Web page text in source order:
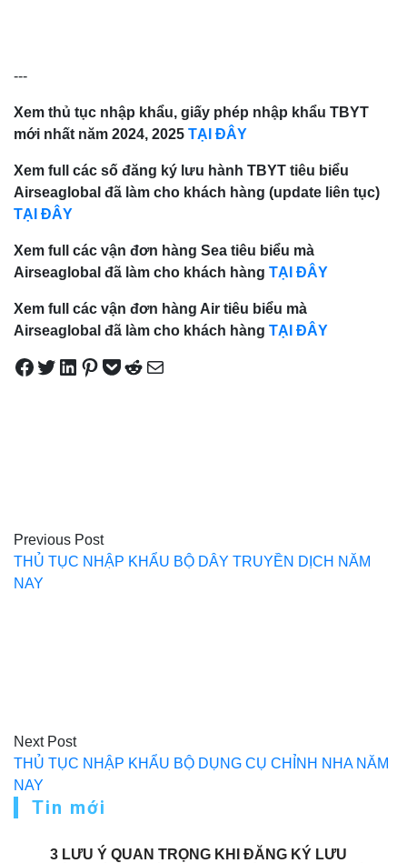
---
Xem thủ tục nhập khẩu, giấy phép nhập khẩu TBYT
mới nhất năm 2024, 2025 TẠI ĐÂY
Xem full các số đăng ký lưu hành TBYT tiêu biểu
Airseaglobal đã làm cho khách hàng (update liên tục)
TẠI ĐÂY
Xem full các vận đơn hàng Sea tiêu biểu mà
Airseaglobal đã làm cho khách hàng TẠI ĐÂY
Xem full các vận đơn hàng Air tiêu biểu mà
Airseaglobal đã làm cho khách hàng TẠI ĐÂY
Share on Facebook
Tweet on Twitter
Share on LinkedIn
Pin on Pinterest
Save to pocket
Share on Reddit
Share via Email
Previous Post
THỦ TỤC NHẬP KHẨU BỘ DÂY TRUYỀN DỊCH NĂM
NAY
Next Post
THỦ TỤC NHẬP KHẨU BỘ DỤNG CỤ CHỈNH NHA NĂM
NAY
Tin mới
3 LƯU Ý QUAN TRỌNG KHI ĐĂNG KÝ LƯU